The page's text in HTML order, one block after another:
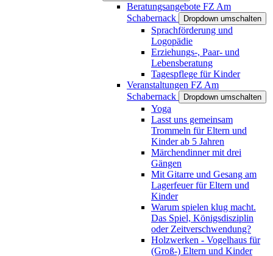
Beratungsangebote FZ Am
Schabernack
Dropdown umschalten
Sprachförderung und
Logopädie
Erziehungs-, Paar- und
Lebensberatung
Tagespflege für Kinder
Veranstaltungen FZ Am
Schabernack
Dropdown umschalten
Yoga
Lasst uns gemeinsam
Trommeln für Eltern und
Kinder ab 5 Jahren
Märchendinner mit drei
Gängen
Mit Gitarre und Gesang am
Lagerfeuer für Eltern und
Kinder
Warum spielen klug macht.
Das Spiel, Königsdisziplin
oder Zeitverschwendung?
Holzwerken - Vogelhaus für
(Groß-) Eltern und Kinder